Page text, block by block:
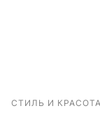
СТИЛЬ И КРАСОТА